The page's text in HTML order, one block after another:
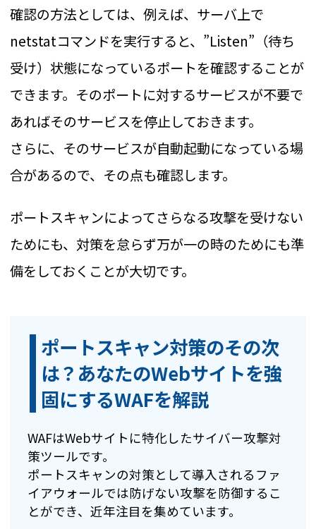
確認の方法としては、例えば、サーバ上で
netstatコマンドを実行すると、”Listen”（待ち
受け）状態になっているポートを確認することが
できます。そのポートに対するサービスが不要で
あればそのサービスを停止しておきます。
さらに、そのサービスが自動起動になっている場
合があるので、その点も確認します。
ポートスキャンによってさらなる攻撃を受けない
ためにも、対策を怠らず万が一の時のためにも準
備をしておくことが大切です。
ポートスキャン対策のその次
は？あなたのWebサイトを強
固にするWAFを解説
WAFはWebサイトに特化したサイバー攻撃対
策ツールです。
ポートスキャンの対策として導入されるファ
イアウォールでは防げない攻撃を防御するこ
とができ、近年注目を集めています。